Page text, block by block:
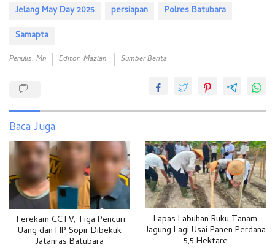
Jelang May Day 2025 persiapan
Polres Batubara
Samapta
Penulis: Mn Editor: Mazlan Sumber Berita
Baca Juga
Terekam CCTV, Tiga Pencuri
Uang dan HP Sopir Dibekuk
Jatanras Batubara
Lapas Labuhan Ruku Tanam
Jagung Lagi Usai Panen Perdana
5,5 Hektare